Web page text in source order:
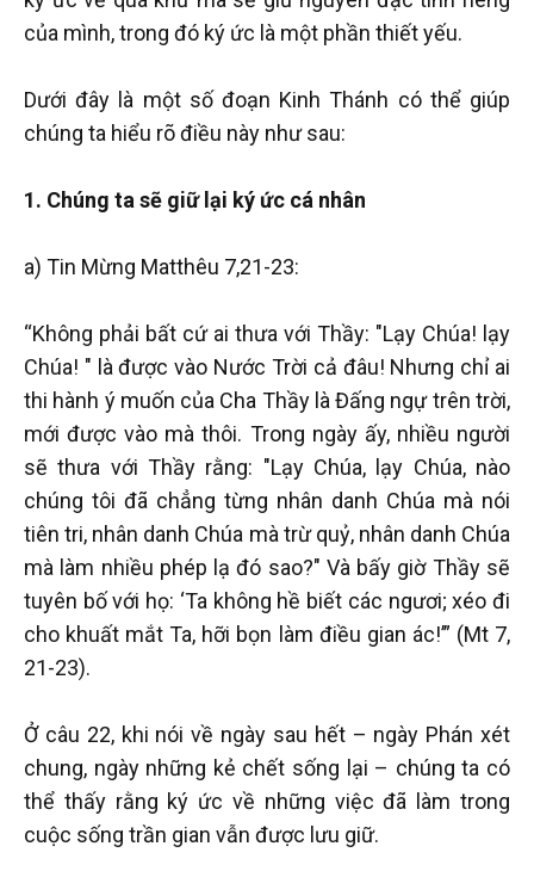
của mình, trong đó ký ức là một phần thiết yếu.
Dưới đây là một số đoạn Kinh Thánh có thể giúp
chúng ta hiểu rõ điều này như sau:
1. Chúng ta sẽ giữ lại ký ức cá nhân
a) Tin Mừng Matthêu 7,21-23:
“Không phải bất cứ ai thưa với Thầy: "Lạy Chúa! lạy
Chúa! " là được vào Nước Trời cả đâu! Nhưng chỉ ai
thi hành ý muốn của Cha Thầy là Đấng ngự trên trời,
mới được vào mà thôi. Trong ngày ấy, nhiều người
sẽ thưa với Thầy rằng: "Lạy Chúa, lạy Chúa, nào
chúng tôi đã chẳng từng nhân danh Chúa mà nói
tiên tri, nhân danh Chúa mà trừ quỷ, nhân danh Chúa
mà làm nhiều phép lạ đó sao?" Và bấy giờ Thầy sẽ
tuyên bố với họ: ‘Ta không hề biết các ngươi; xéo đi
cho khuất mắt Ta, hỡi bọn làm điều gian ác!’” (Mt 7,
21-23).
Ở câu 22, khi nói về ngày sau hết – ngày Phán xét
chung, ngày những kẻ chết sống lại – chúng ta có
thể thấy rằng ký ức về những việc đã làm trong
cuộc sống trần gian vẫn được lưu giữ.